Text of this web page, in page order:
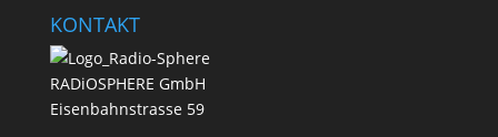
KONTAKT
RADiOSPHERE GmbH
Eisenbahnstrasse 59